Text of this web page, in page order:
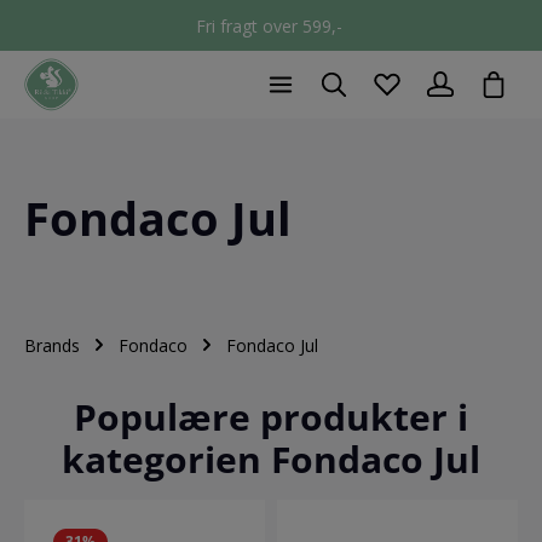
Fri fragt over 599,-
Fondaco Jul
Brands Fondaco Fondaco Jul
Populære produkter i
kategorien Fondaco Jul